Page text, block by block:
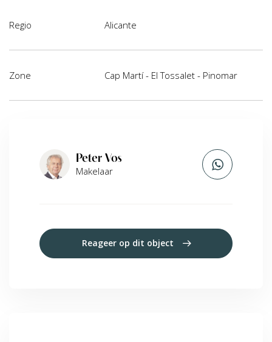
Regio Alicante
Zone Cap Martí - El Tossalet - Pinomar
Peter Vos
Makelaar
Reageer op dit object